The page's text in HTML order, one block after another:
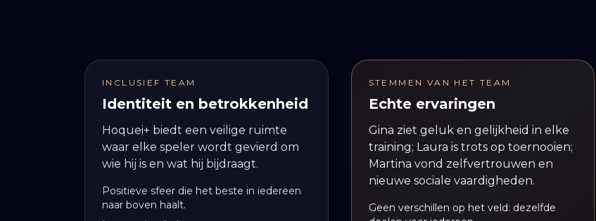
INCLUSIEF TEAM
Identiteit en betrokkenheid
Hoquei+ biedt een veilige ruimte
waar elke speler wordt gevierd om
wie hij is en wat hij bijdraagt.
Positieve sfeer die het beste in iedereen
naar boven haalt.
STEMMEN VAN HET TEAM
Echte ervaringen
Gina ziet geluk en gelijkheid in elke
training; Laura is trots op toernooien;
Martina vond zelfvertrouwen en
nieuwe sociale vaardigheden.
Geen verschillen op het veld: dezelfde